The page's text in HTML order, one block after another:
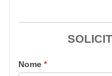
Nome *